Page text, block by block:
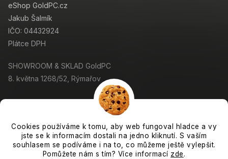
Cookies používáme k tomu, aby web fungoval hladce a vy
jste se k informacím dostali na jedno kliknutí. S vaším
souhlasem se podíváme i na to, co můžeme ještě vylepšit.
Pomůžete nám s tím? Více informací zde.
eShop GoldPC.cz
Jakub Šalmík
IČO: 04432924
Plátce DPH
SHOWROOM & SKLAD GoldPC
8. května 1268/52, Rýmařov
Copyright 2026GoldPC.cz . Všechna práva vyhrazena.
Grafický návrh vytvořil a nakódovalShoptak.cz